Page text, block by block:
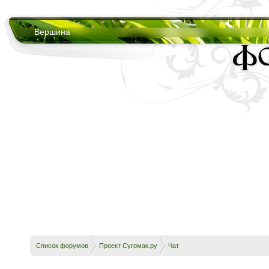
Вершина
Список форумов Проект Сугомак.ру Чат